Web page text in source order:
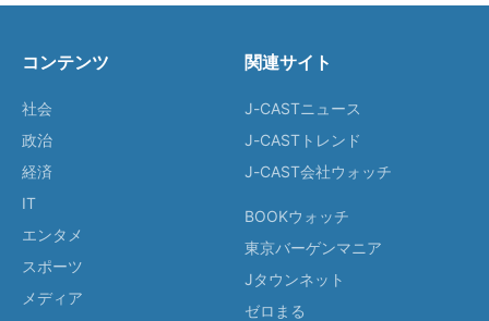
コンテンツ
社会
政治
経済
IT
エンタメ
スポーツ
メディア
関連サイト
J-CASTニュース
J-CASTトレンド
J-CAST会社ウォッチ
BOOKウォッチ
東京バーゲンマニア
Jタウンネット
ゼロまる